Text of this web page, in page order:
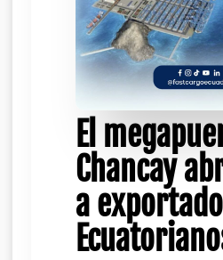
El
Chancay
a